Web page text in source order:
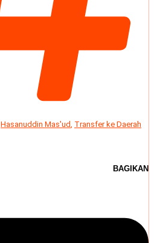
Hasanuddin Mas'ud, Transfer ke Daerah
BAGIKAN